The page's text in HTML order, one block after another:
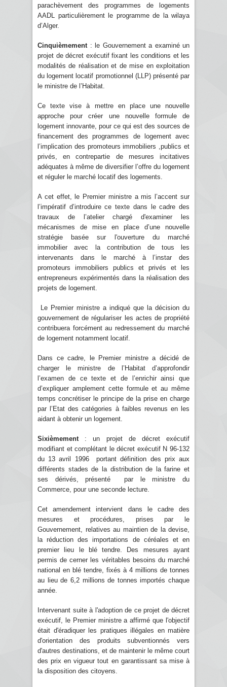
parachèvement des programmes de logements
AADL particulièrement le programme de la wilaya
d’Alger.
Cinquièmement : le Gouvernement a examiné un
projet de décret exécutif fixant les conditions et les
modalités de réalisation et de mise en exploitation
du logement locatif promotionnel (LLP) présenté par
le ministre de l’Habitat.
Ce texte vise à mettre en place une nouvelle
approche pour créer une nouvelle formule de
logement innovante, pour ce qui est des sources de
financement des programmes de logement avec
l’implication des promoteurs immobiliers ,publics et
privés, en contrepartie de mesures incitatives
adéquates à même de diversifier l’offre du logement
et réguler le marché locatif des logements.
A cet effet, le Premier ministre a mis l’accent sur
l’impératif d’introduire ce texte dans le cadre des
travaux de l’atelier chargé d'examiner les
mécanismes de mise en place d’une nouvelle
stratégie basée sur l'ouverture du marché
immobilier avec la contribution de tous les
intervenants dans le marché à l’instar des
promoteurs immobiliers publics et privés et les
entrepreneurs expérimentés dans la réalisation des
projets de logement.
Le Premier ministre a indiqué que la décision du
gouvernement de régulariser les actes de propriété
contribuera forcément au redressement du marché
de logement notamment locatif.
Dans ce cadre, le Premier ministre a décidé de
charger le ministre de l’Habitat d’approfondir
l’examen de ce texte et de l’enrichir ainsi que
d’expliquer amplement cette formule et au même
temps concrétiser le principe de la prise en charge
par l’Etat des catégories à faibles revenus en les
aidant à obtenir un logement.
Sixièmement : un projet de décret exécutif
modifiant et complétant le décret exécutif N 96-132
du 13 avril 1996 portant définition des prix aux
différents stades de la distribution de la farine et
ses dérivés, présenté par le ministre du
Commerce, pour une seconde lecture.
Cet amendement intervient dans le cadre des
mesures et procédures, prises par le
Gouvernement, relatives au maintien de la devise,
la réduction des importations de céréales et en
premier lieu le blé tendre. Des mesures ayant
permis de cerner les véritables besoins du marché
national en blé tendre, fixés à 4 millions de tonnes
au lieu de 6,2 millions de tonnes importés chaque
année.
Intervenant suite à l'adoption de ce projet de décret
exécutif, le Premier ministre a affirmé que l'objectif
était d'éradiquer les pratiques illégales en matière
d'orientation des produits subventionnés vers
d'autres destinations, et de maintenir le même court
des prix en vigueur tout en garantissant sa mise à
la disposition des citoyens.